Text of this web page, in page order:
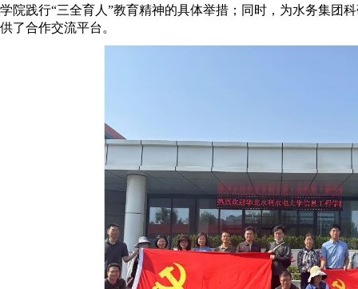
学院践行“三全育人”教育精神的具体举措；同时，为水务集团
供了合作交流平台。